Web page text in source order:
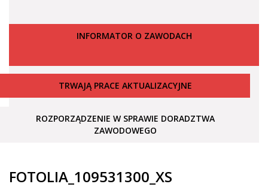
INFORMATOR O ZAWODACH
TRWAJĄ PRACE AKTUALIZACYJNE
ROZPORZĄDZENIE W SPRAWIE DORADZTWA
ZAWODOWEGO
FOTOLIA_109531300_XS